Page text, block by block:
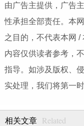
由广告主提供，广告
性承担全部责任。本
之目的，不代表本网
内容仅供读者参考，
指导。如涉及版权、
实处理，我们将第一时
相关文章 Related